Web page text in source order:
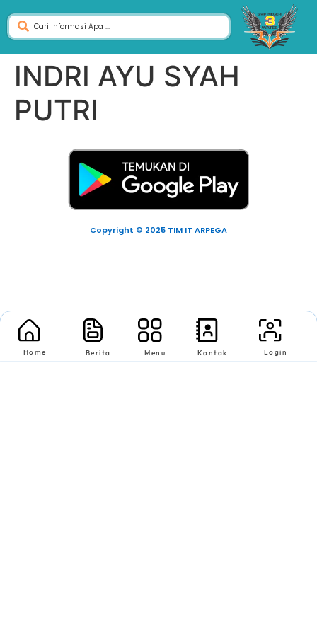
INDRI AYU SYAH
PUTRI
Copyright © 2025 TIM IT ARPEGA
Home Berita Menu Kontak Login